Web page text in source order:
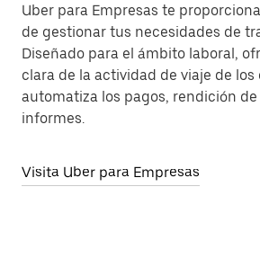
Uber para Empresas te
de gestionar tus necesidades de
Diseñado para el ámbito laboral,
clara de la actividad de viaje de los
automatiza los pagos, rendición de
informes.
Visita Uber para Empresas